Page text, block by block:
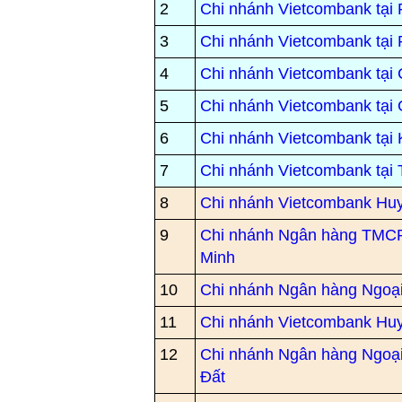
2
Chi nhánh Vietcombank tại
3
Chi nhánh Vietcombank tại
4
Chi nhánh Vietcombank tại
5
Chi nhánh Vietcombank tại
6
Chi nhánh Vietcombank tại
7
Chi nhánh Vietcombank tại
8
Chi nhánh Vietcombank
9
Chi nhánh Ngân hàng
Minh
10
Chi nhánh Ngân hàng
11
Chi nhánh Vietcombank
12
Chi nhánh Ngân hàng
Đất